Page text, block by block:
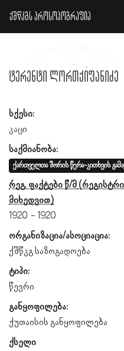
ქშწკგს პროსოპოგრაფია
ტერენტი ლორთქიფანიძე
სქესი:
კაცი
საქმიანობა:
ქართველთა შორის წერა-კითხვის
რეგ. ფაქტები წ/მ
1920
1920
ორგანიზაცია/ასოციაცია:
ქშწკგ საზოგადოება
ტიპი:
წევრი
განყოფილება:
ქუთაისის განყოფილება
ქსელი